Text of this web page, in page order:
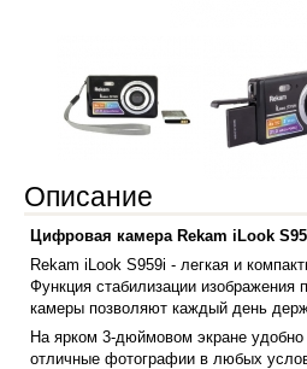
Описание
Цифровая камера Rekam iLook
Rekam iLook S959i - легкая и
Функция стабилизации
камеры позволяют каждый день
На ярком 3-дюймовом экране
отличные фотографии в любых